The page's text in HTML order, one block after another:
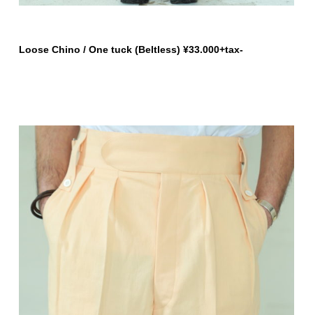
Loose Chino / One tuck (Beltless) ¥33.000+tax-